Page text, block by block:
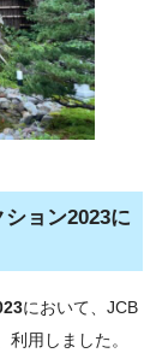
ョン2023に
において、JCB
用しました。